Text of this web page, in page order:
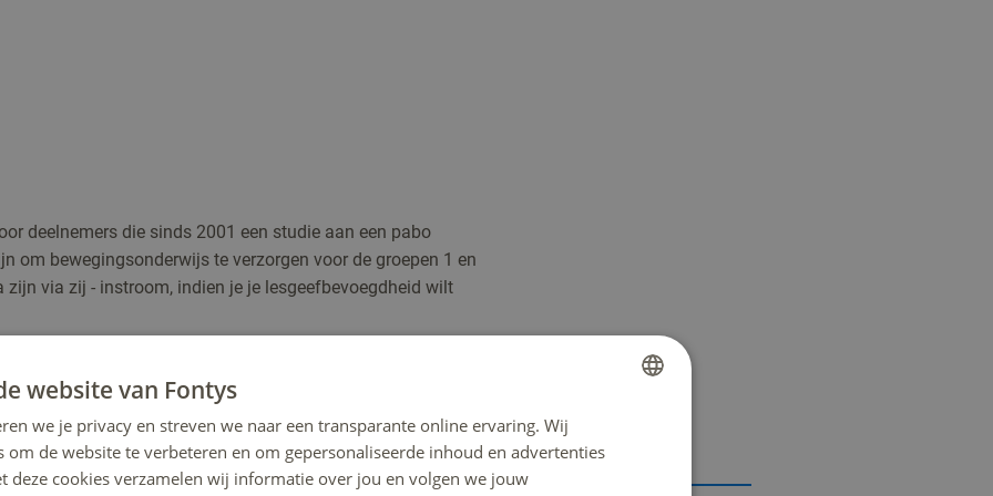
deelnemers die sinds 2001 een studie aan een pabo
om bewegingsonderwijs te verzorgen voor de groepen 1 en
via zij - instroom, indien je je lesgeefbevoegdheid wilt
voor basisonderwijs en speciaal basisonderwijs
voortgezet speciaal onderwijs (VSO).
ENGLISH
website van Fontys
we je privacy en streven we naar een transparante online ervaring. Wij
om de website te verbeteren en om gepersonaliseerde inhoud en advertenties
deze cookies verzamelen wij informatie over jou en volgen we jouw